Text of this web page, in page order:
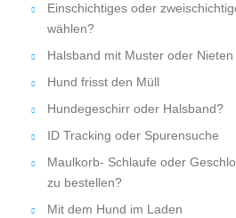
Einschichtiges oder
wählen?
Halsband mit Muster oder
Hund frisst den Müll
Hundegeschirr oder Halsband?
ID Tracking oder Spurensuche
Maulkorb- Schlaufe oder
zu bestellen?
Mit dem Hund im Laden